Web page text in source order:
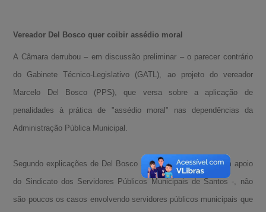
Vereador Del Bosco quer coibir assédio moral
A Câmara derrubou – em discussão preliminar – o parecer contrário
do Gabinete Técnico-Legislativo (GATL), ao projeto do vereador
Marcelo Del Bosco (PPS), que versa sobre a aplicação de
penalidades à prática de "assédio moral" nas dependências da
Administração Pública Municipal.
Segundo explicações de Del Bosco sobre a matéria - que tem apoio
do Sindicato dos Servidores Públicos Municipais de Santos -, não
são poucos os casos envolvendo servidores públicos municipais que